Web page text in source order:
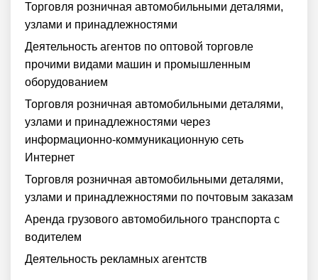
Торговля розничная автомобильными деталями,
узлами и принадлежностями
Деятельность агентов по оптовой торговле
прочими видами машин и промышленным
оборудованием
Торговля розничная автомобильными деталями,
узлами и принадлежностями через
информационно-коммуникационную сеть
Интернет
Торговля розничная автомобильными деталями,
узлами и принадлежностями по почтовым заказам
Аренда грузового автомобильного транспорта с
водителем
Деятельность рекламных агентств